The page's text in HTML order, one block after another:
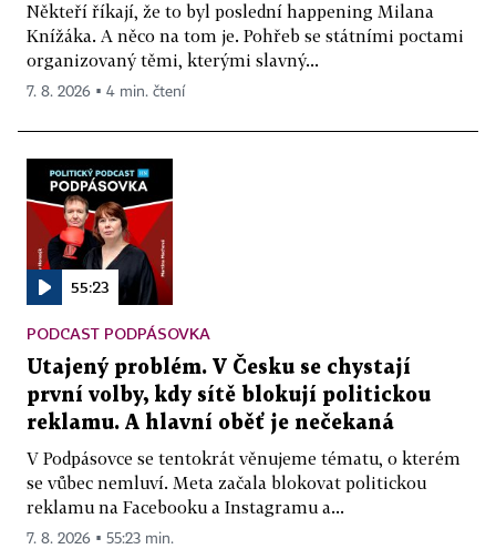
Někteří říkají, že to byl poslední happening Milana
Knížáka. A něco na tom je. Pohřeb se státními poctami
organizovaný těmi, kterými slavný...
7. 8. 2026 ▪ 4 min. čtení
55:23
PODCAST PODPÁSOVKA
Utajený problém. V Česku se chystají
první volby, kdy sítě blokují politickou
reklamu. A hlavní oběť je nečekaná
V Podpásovce se tentokrát věnujeme tématu, o kterém
se vůbec nemluví. Meta začala blokovat politickou
reklamu na Facebooku a Instagramu a...
7. 8. 2026 ▪ 55:23 min.